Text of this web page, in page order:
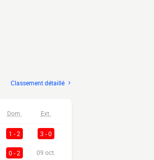
Classement détaillé
Dom. Ext.
1 - 2 3 - 0
0 - 2 09 oct.